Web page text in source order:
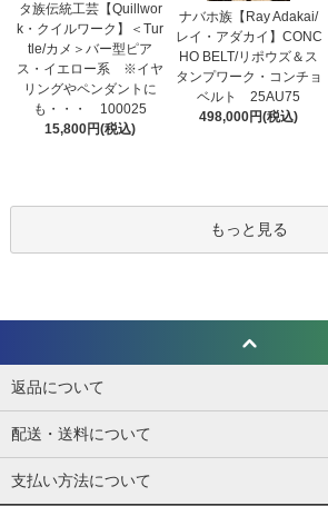
タ族伝統工芸【Quillwor
k・クイルワーク】＜Tur
tle/カメ＞バー型ピア
ス・イエロー系 ※イヤ
リングやペンダントに
も・・・ 100025
15,800円(税込)
ナバホ族【Ray Adakai/
レイ・アダカイ】CONC
HO BELT/リポウズ＆ス
タンプワーク・コンチョ
ベルト 25AU75
498,000円(税込)
もっと見る
返品について
配送・送料について
支払い方法について